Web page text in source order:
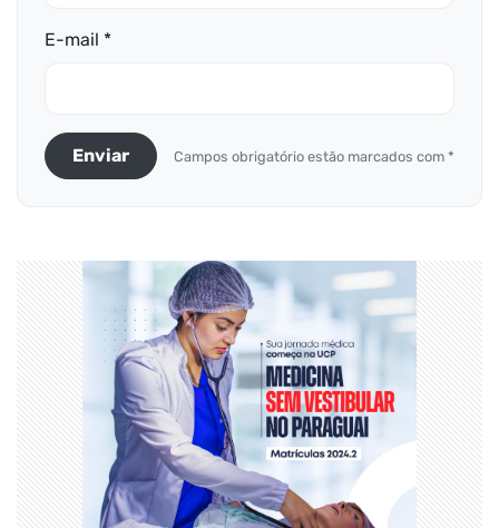
E-mail *
Enviar Campos obrigatório estão marcados com *